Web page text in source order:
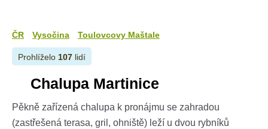
ČR Vysočina Toulovcovy Maštale
Prohlíželo 107 lidí
Chalupa Martinice
Pěkně zařízená chalupa k pronájmu se zahradou
(zastřešená terasa, gril, ohniště) leží u dvou rybníků